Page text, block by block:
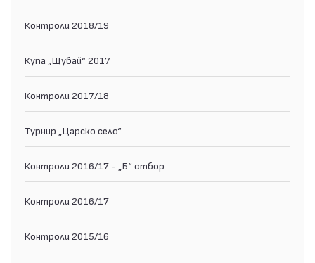
Контроли 2018/19
Купа „Щубай“ 2017
Контроли 2017/18
Турнир „Царско село“
Контроли 2016/17 - „Б“ отбор
Контроли 2016/17
Контроли 2015/16